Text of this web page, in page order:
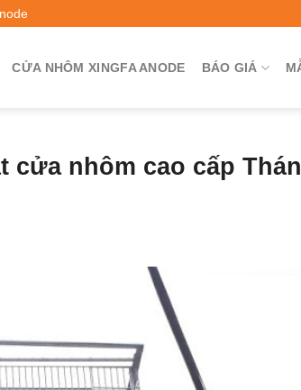
CỬA NHÔM XINGFA ANODE BÁO GIÁ
nhôm cao cấp